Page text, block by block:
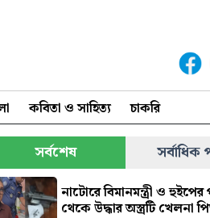
কবিতা ও সাহিত্য চাকরি
সর্বশেষ সর্বাধিক
নাটোরে বিমানমন্ত্রী ও
থেকে উদ্ধার অস্ত্রটি খেলনা